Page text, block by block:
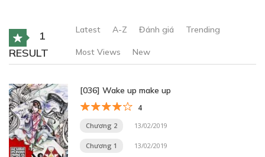
1
RESULT
Latest A-Z Đánh giá Trending
Most Views New
[036] Wake up make up
4
Chương 2 13/02/2019
Chương 1 13/02/2019